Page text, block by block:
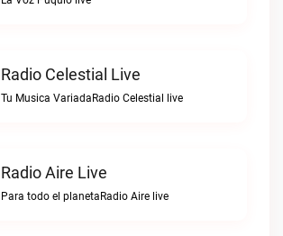
Radio Celestial Live
Tu Musica VariadaRadio Celestial live
Radio Aire Live
Para todo el planetaRadio Aire live